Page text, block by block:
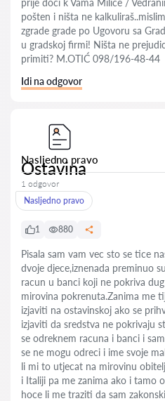
prije doći k Vama Milice /
pošten i ništa ne
zgrade grade po Ugovoru sa
u gradskoj firmi! Ništa ne
primiti? M.OTIĆ 098/196-48-44
Idi na odgovor
Nasljedno pravo
Ostavina
1 odgovor
Nasljedno pravo
1 880
Pisala sam vam vec sto se tice
dvoje djece,iznenada preminuo
racun u banci koji ne pokriva
mirovina pokrenuta.Zanima me
izjaviti na ostavinskoj ako se
izjaviti da sredstva ne pokrivaju
se odreknem racuna i banci i
se ne mogu odreci i ime svoje
li mi to utjecat na mirovinu
i Italiji pa me zanima ako i tamo
hoce li me traziti da sam